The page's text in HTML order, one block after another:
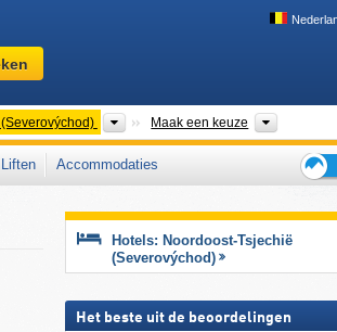
Landsdelen
Maak een keuze
Liften
Accommodaties
voor
Hotels: Noordoost-Tsjechië
(Severovýchod)
Het beste uit de beoordelingen